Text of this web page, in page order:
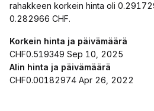
rahakkeen korkein hinta oli
0.282966 CHF.
Korkein hinta ja päivämäärä
CHF0.519349 Sep 10, 2025
Alin hinta ja päivämäärä
CHF0.00182974 Apr 26, 2022